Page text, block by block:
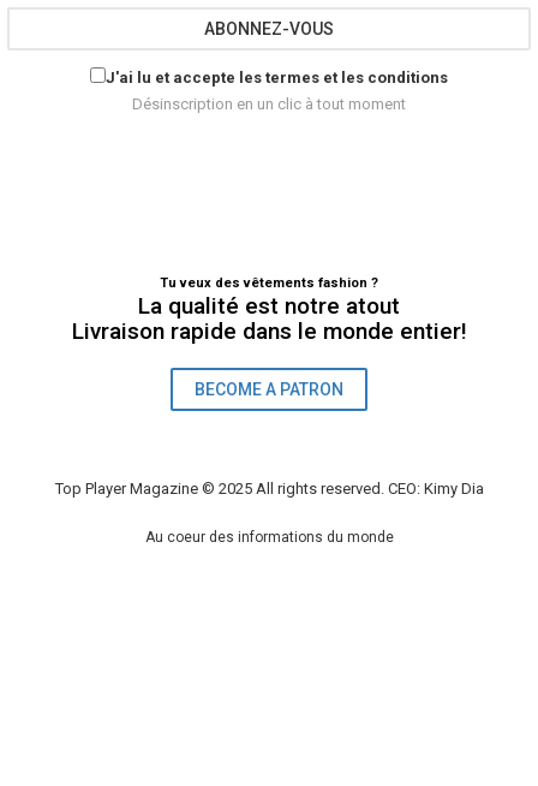
J'ai lu et accepte les termes et les conditions
Désinscription en un clic à tout moment
Tu veux des vêtements fashion ?
La qualité est notre atout
Livraison rapide dans le monde entier!
BECOME A PATRON
Top Player Magazine © 2025 All rights reserved. CEO: Kimy Dia
Au coeur des informations du monde